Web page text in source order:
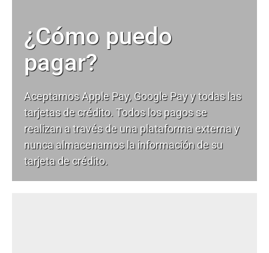
¿Cómo puedo
pagar?
Aceptamos Apple Pay, Google Pay y todas las
tarjetas de crédito. Todos los pagos se
realizan a través de una plataforma externa y
nunca almacenamos la información de su
tarjeta de crédito.